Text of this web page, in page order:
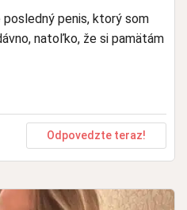
posledný penis, ktorý som
natoľko, že si pamätám
Odpovedzte teraz!